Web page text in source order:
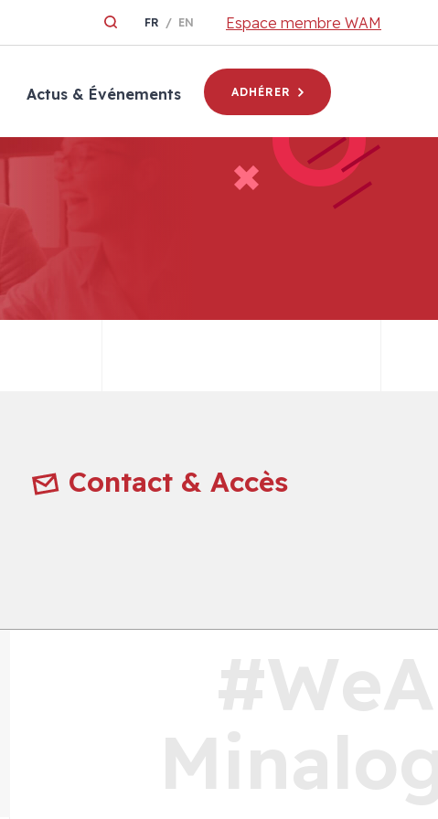
FR EN Espace membre WAM
Actus & Événements ADHÉRER
Contact & Accès